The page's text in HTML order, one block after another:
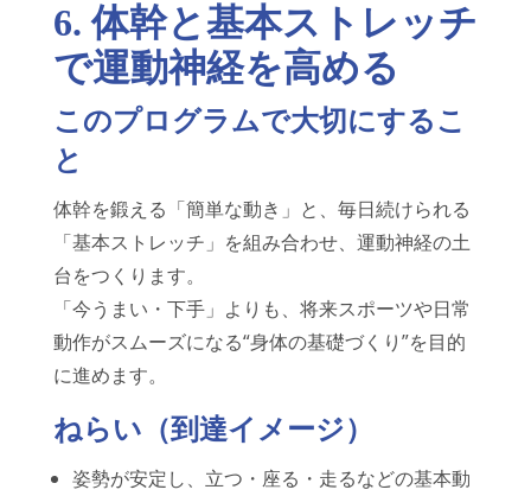
6. 体幹と基本ストレッチ
で運動神経を高める
このプログラムで大切にするこ
と
体幹を鍛える「簡単な動き」と、毎日続けられる
「基本ストレッチ」を組み合わせ、運動神経の土
台をつくります。
「今うまい・下手」よりも、将来スポーツや日常
動作がスムーズになる“身体の基礎づくり”を目的
に進めます。
ねらい（到達イメージ）
姿勢が安定し、立つ・座る・走るなどの基本動